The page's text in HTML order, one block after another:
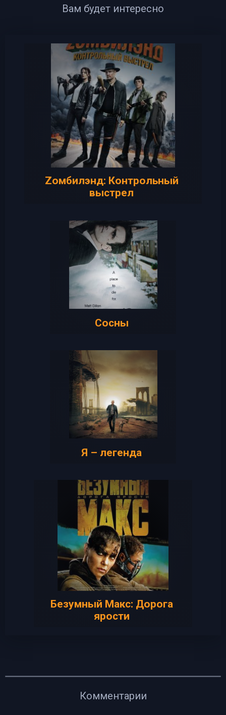
Вам будет интересно
Zомбилэнд: Контрольный
выстрел
Сосны
Я – легенда
Безумный Макс: Дорога
ярости
Комментарии